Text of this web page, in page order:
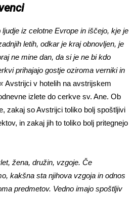
iz celotne Evrope in iščejo, kje je
letih, odkar je kraj obnovljen, je
ne mine dan, da si je ne bi kdo
prihajajo gostje oziroma verniki in
Avstrijci v hotelih na avstrijskem
izlete do cerkve sv. Ane. Ob
zakaj so Avstrijci toliko bolj spoštljivi
in zakaj jih to toliko bolj pritegnejo
žena, družin, vzgoje. Če
kakšna sta njihova vzgoja in odnos
predmetov. Vedno imajo spoštljiv